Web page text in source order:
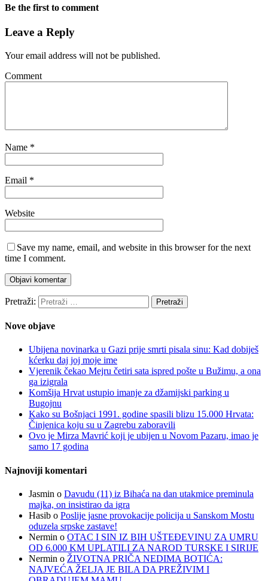
Be the first to comment
Leave a Reply
Your email address will not be published.
Comment
Name *
Email *
Website
Save my name, email, and website in this browser for the next
time I comment.
Pretraži:
Nove objave
Ubijena novinarka u Gazi prije smrti pisala sinu: Kad dobiješ
kćerku daj joj moje ime
Vjerenik čekao Mejru četiri sata ispred pošte u Bužimu, a ona
ga izigrala
Komšija Hrvat ustupio imanje za džamijski parking u
Bugojnu
Kako su Bošnjaci 1991. godine spasili blizu 15.000 Hrvata:
Činjenica koju su u Zagrebu zaboravili
Ovo je Mirza Mavrić koji je ubijen u Novom Pazaru, imao je
samo 17 godina
Najnoviji komentari
Jasmin o Davudu (11) iz Bihaća na dan utakmice preminula
majka, on insistirao da igra
Hasib o Poslije jasne provokacije policija u Sanskom Mostu
oduzela srpske zastave!
Nermin o OTAC I SIN IZ BIH UŠTEĐEVINU ZA UMRU
OD 6.000 KM UPLATILI ZA NAROD TURSKE I SIRIJE
Nermin o ŽIVOTNA PRIČA NEDIMA BOTIĆA:
NAJVEĆA ŽELJA JE BILA DA PREŽIVIM I